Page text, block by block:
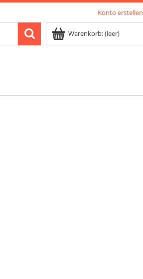
Konto erstellen
Warenkorb:(leer)